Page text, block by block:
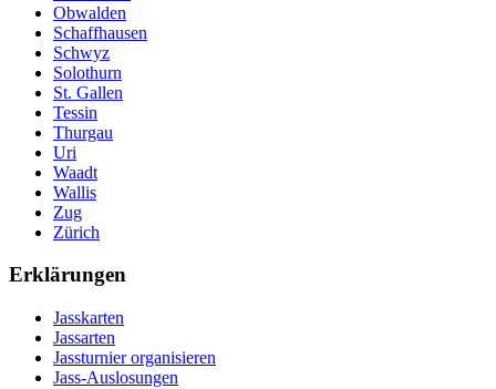
Obwalden
Schaffhausen
Schwyz
Solothurn
St. Gallen
Tessin
Thurgau
Uri
Waadt
Wallis
Zug
Zürich
Erklärungen
Jasskarten
Jassarten
Jassturnier organisieren
Jass-Auslosungen